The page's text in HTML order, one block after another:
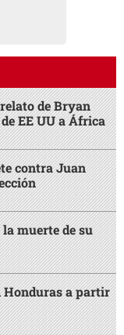
de Bryan
EE UU a África
contra Juan
muerte de su
Honduras a partir